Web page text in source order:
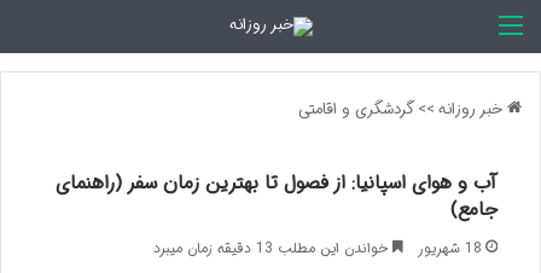
خبر روزانه>>گردشگری و اقامتی
آب و هوای اسپانیا: از فصول تا بهترین زمان سفر (راهنمای
جامع)
18 شهریور خواندن این مطلب 13 دقیقه زمان میبرد